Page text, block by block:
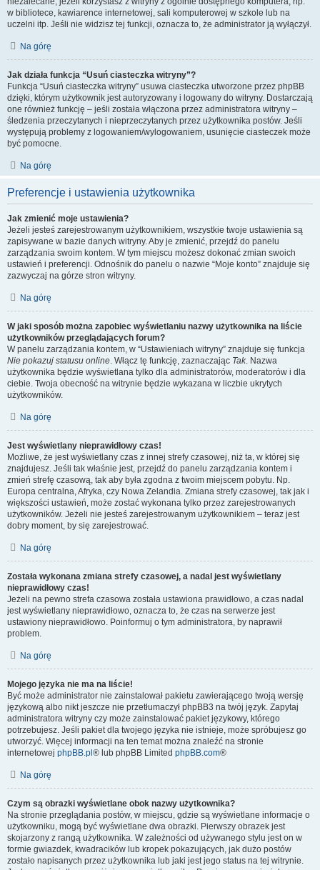
w bibliotece, kawiarence internetowej, sali komputerowej w szkole lub na
uczelni itp. Jeśli nie widzisz tej funkcji, oznacza to, że administrator ją wyłączył.
Na górę
Jak działa funkcja “Usuń ciasteczka witryny”?
Funkcja “Usuń ciasteczka witryny” usuwa ciasteczka utworzone przez phpBB
dzięki, którym użytkownik jest autoryzowany i logowany do witryny. Dostarczają
one również funkcję – jeśli została włączona przez administratora witryny –
śledzenia przeczytanych i nieprzeczytanych przez użytkownika postów. Jeśli
występują problemy z logowaniem/wylogowaniem, usunięcie ciasteczek może
być pomocne.
Na górę
Preferencje i ustawienia użytkownika
Jak zmienić moje ustawienia?
Jeżeli jesteś zarejestrowanym użytkownikiem, wszystkie twoje ustawienia są
zapisywane w bazie danych witryny. Aby je zmienić, przejdź do panelu
zarządzania swoim kontem. W tym miejscu możesz dokonać zmian swoich
ustawień i preferencji. Odnośnik do panelu o nazwie “Moje konto” znajduje się
zazwyczaj na górze stron witryny.
Na górę
W jaki sposób można zapobiec wyświetlaniu nazwy użytkownika na liście
użytkowników przeglądających forum?
W panelu zarządzania kontem, w “Ustawieniach witryny” znajduje się funkcja
Nie pokazuj statusu online. Włącz tę funkcję, zaznaczając Tak. Nazwa
użytkownika będzie wyświetlana tylko dla administratorów, moderatorów i dla
ciebie. Twoja obecność na witrynie będzie wykazana w liczbie ukrytych
użytkowników.
Na górę
Jest wyświetlany nieprawidłowy czas!
Możliwe, że jest wyświetlany czas z innej strefy czasowej, niż ta, w której się
znajdujesz. Jeśli tak właśnie jest, przejdź do panelu zarządzania kontem i
zmień strefę czasową, tak aby była zgodna z twoim miejscem pobytu. Np.
Europa centralna, Afryka, czy Nowa Zelandia. Zmiana strefy czasowej, tak jak i
większości ustawień, może zostać wykonana tylko przez zarejestrowanych
użytkowników. Jeżeli nie jesteś zarejestrowanym użytkownikiem – teraz jest
dobry moment, by się zarejestrować.
Na górę
Została wykonana zmiana strefy czasowej, a nadal jest wyświetlany
nieprawidłowy czas!
Jeżeli na pewno strefa czasowa została ustawiona prawidłowo, a czas nadal
jest wyświetlany nieprawidłowo, oznacza to, że czas na serwerze jest
ustawiony nieprawidłowo. Poinformuj o tym administratora, by naprawił
problem.
Na górę
Mojego języka nie ma na liście!
Być może administrator nie zainstalował pakietu zawierającego twoją wersję
językową albo nikt jeszcze nie przetłumaczył phpBB3 na twój język. Zapytaj
administratora witryny czy może zainstalować pakiet językowy, którego
potrzebujesz. Jeśli pakiet dla twojego języka nie istnieje, może spróbujesz go
utworzyć. Więcej informacji na ten temat można znaleźć na stronie
internetowej phpBB.pl ® lub phpBB Limited phpBB.com®
Na górę
Czym są obrazki wyświetlane obok nazwy użytkownika?
Na stronie przeglądania postów, w miejscu, gdzie są wyświetlane informacje o
użytkowniku, mogą być wyświetlane dwa obrazki. Pierwszy obrazek jest
skojarzony z rangą użytkownika. W zależności od używanego stylu jest on w
formie gwiazdek, kwadracików lub kropek pokazujących, jak dużo postów
zostało napisanych przez użytkownika lub jaki jest jego status na tej witrynie.